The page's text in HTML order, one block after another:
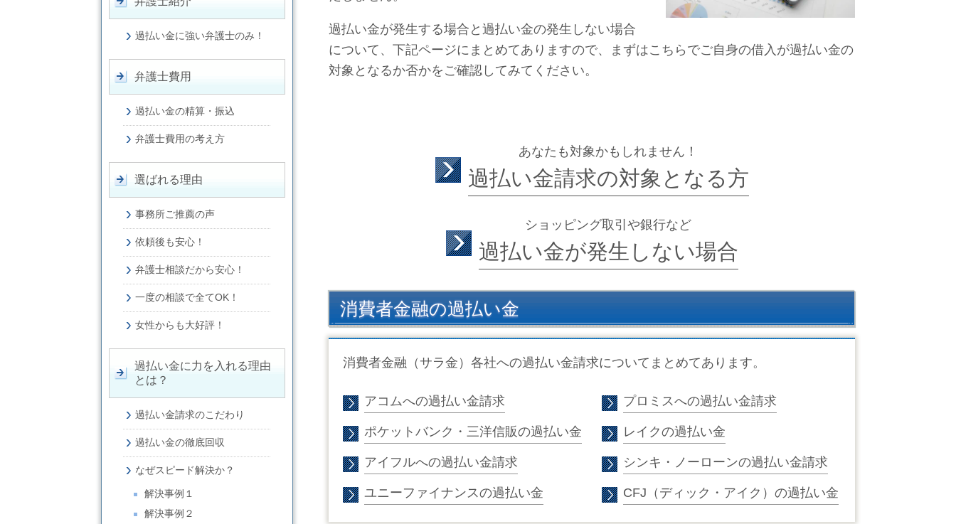
過払い金が発生する場合と過払い金の発生しない場合
について、下記ページにまとめてありますので、まずはこちらでご自身の借入が過払い金の
対象となるか否かをご確認してみてください。
あなたも対象かもしれません！
過払い金請求の対象となる方
ショッピング取引や銀行など
過払い金が発生しない場合
消費者金融の過払い金
消費者金融（サラ金）各社への過払い金請求についてまとめてあります。
アコムへの過払い金請求 プロミスへの過払い金請求
ポケットバンク・三洋信販の過払い金 レイクの過払い金
アイフルへの過払い金請求 シンキ・ノーローンの過払い金請求
ユニーファイナンスの過払い金 CFJ（ディック・アイク）の過払い金
過払い金に強い弁護士のみ！
弁護士費用
過払い金の精算・振込
弁護士費用の考え方
選ばれる理由
事務所ご推薦の声
依頼後も安心！
弁護士相談だから安心！
一度の相談で全てOK！
女性からも大好評！
過払い金に力を入れる理由
とは？
過払い金請求のこだわり
過払い金の徹底回収
なぜスピード解決か？
解決事例１
解決事例２